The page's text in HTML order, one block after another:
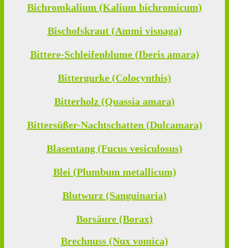
Bichromkalium (Kalium bichromicum)
Bischofskraut (Ammi visnaga)
Bittere-Schleifenblume (Iberis amara)
Bittergurke (Colocynthis)
Bitterholz (Quassia amara)
Bittersüßer-Nachtschatten (Dulcamara)
Blasentang (Fucus vesiculosus)
Blei (Plumbum metallicum)
Blutwurz (Sanguinaria)
Borsäure (Borax)
Brechnuss (Nux vomica)